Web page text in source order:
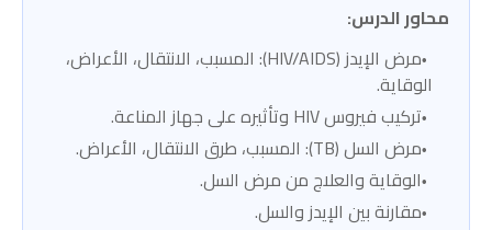
محاور الدرس:
مرض الإيدز (HIV/AIDS): المسبب، الانتقال، الأعراض،
الوقاية.
تركيب فيروس HIV وتأثيره على جهاز المناعة.
مرض السل (TB): المسبب، طرق الانتقال، الأعراض.
الوقاية والعلاج من مرض السل.
مقارنة بين الإيدز والسل.